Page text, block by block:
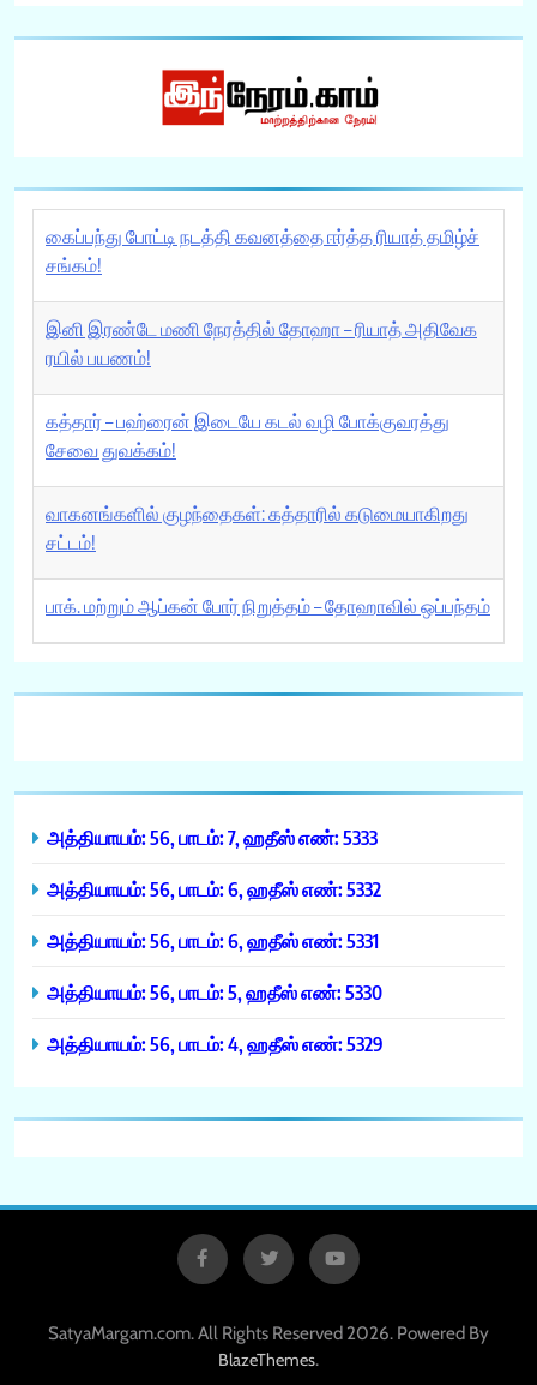
கைப்பந்து போட்டி நடத்தி கவனத்தை ஈர்த்த ரியாத் தமிழ்ச்
சங்கம்!
இனி இரண்டே மணி நேரத்தில் தோஹா – ரியாத் அதிவேக
ரயில் பயணம்!
கத்தார் – பஹ்ரைன் இடையே கடல் வழி போக்குவரத்து
சேவை துவக்கம்!
வாகனங்களில் குழந்தைகள்: கத்தாரில் கடுமையாகிறது
சட்டம்!
பாக். மற்றும் ஆப்கன் போர் நிறுத்தம் – தோஹாவில் ஒப்பந்தம்
அத்தியாயம்: 56, பாடம்: 7, ஹதீஸ் எண்: 5333
அத்தியாயம்: 56, பாடம்: 6, ஹதீஸ் எண்: 5332
அத்தியாயம்: 56, பாடம்: 6, ஹதீஸ் எண்: 5331
அத்தியாயம்: 56, பாடம்: 5, ஹதீஸ் எண்: 5330
அத்தியாயம்: 56, பாடம்: 4, ஹதீஸ் எண்: 5329
SatyaMargam.com. All Rights Reserved 2026. Powered By
BlazeThemes.